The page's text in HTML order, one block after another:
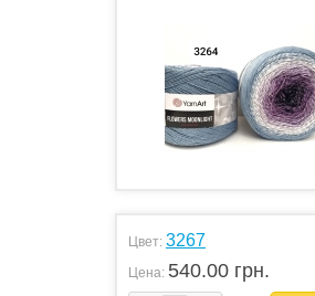
Цвет: 3267
Цена: 540.00 грн.